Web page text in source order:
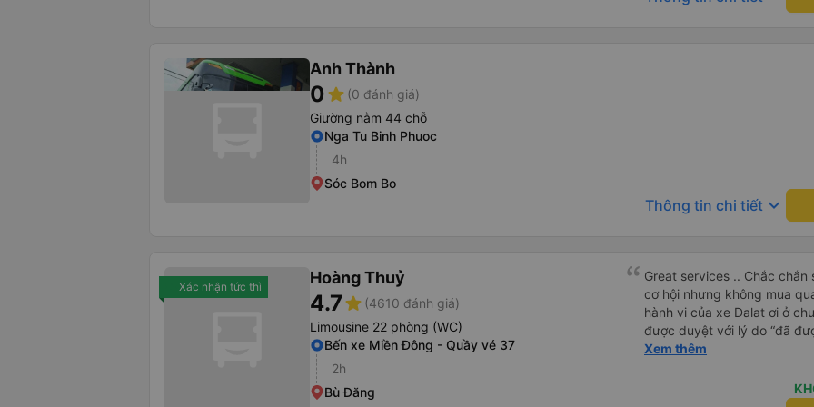
Anh Thành
0star (0 đánh giá)
Giường nằm 44 chỗ
Nga Tu Binh Phuoc
4h
Sóc Bom Bo
Thông tin chi tiết keyboard_arrow_down
Xác nhận tức thì Hoàng Thuỷ
4.7star (4610 đánh giá)
Limousine 22 phòng (WC)
Bến xe Miền Đông - Quầy vé 37
2h
Bù Đăng
Great services .. Chắc
cơ hội nhưng không mua
hành vi của xe Dalat ơi ở
được duyệt với lý do “đã
trong khi tôi là khách hàng
lần này nữa. Sau lần này
viễn vì xử lý tào lao này.
Xem thêm